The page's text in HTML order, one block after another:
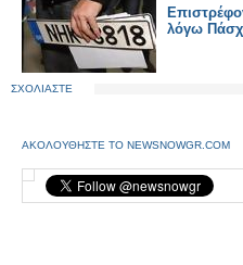
λόγω
ΣΧΟΛΙΑΣΤΕ
ΑΚΟΛΟΥΘΗΣΤΕ ΤΟ NEWSNOWGR.COM